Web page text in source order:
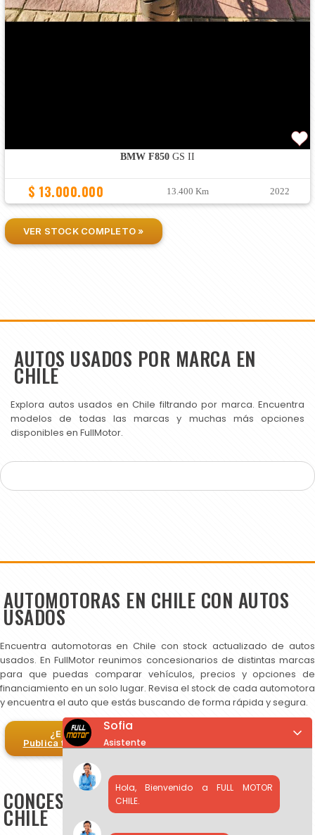
BMW F850GS II
$ 13.000.000 13.400 Km 2022
VER STOCK COMPLETO »
AUTOS USADOS POR MARCA EN
CHILE
Explora autos usados en Chile filtrando por marca. Encuentra
modelos de todas las marcas y muchas más opciones
disponibles en FullMotor.
AUTOMOTORAS EN CHILE CON AUTOS
USADOS
Encuentra automotoras en Chile con stock actualizado de autos
usados. En FullMotor reunimos concesionarios de distintas marcas
para que puedas comparar vehículos, precios y opciones de
financiamiento en un solo lugar. Revisa el stock de cada automotora
y encuentra el auto que estás buscando de forma rápida y segura.
¿Eres automotora?
Publica tus autos en FullMotor
CONCESIONARIOS DE AUTOS USADOS EN
CHILE
Sofia
Asistente
Hola, Bienvenido a FULL MOTOR
CHILE.